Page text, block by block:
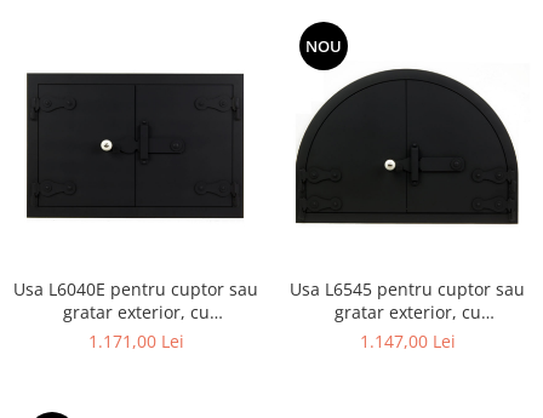
Usa L6040E pentru cuptor sau
gratar exterior, cu
dimensiunile 60 x 40 cm,
1.171,00 Lei
NOU
Usa L6545 pentru cuptor sau
gratar exterior, cu
dimensiunile 65 x 45 cm
1.147,00 Lei